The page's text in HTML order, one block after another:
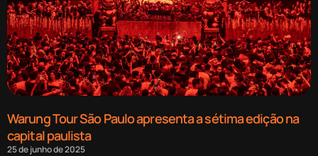
Warung Tour São Paulo apresenta a sétima edição na
capital paulista
25 de junho de 2025